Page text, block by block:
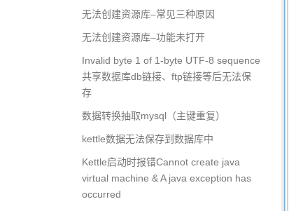
无法创建资源库–常见三种原因
无法创建资源库–功能未打开
Invalid byte 1 of 1-byte UTF-8 sequence
共享数据库db链接、ftp链接等后无法保
存
数据转换抽取mysql（主键重复）
kettle数据无法保存到数据库中
Kettle启动时报错Cannot create java
virtual machine & A java exception has
occurred